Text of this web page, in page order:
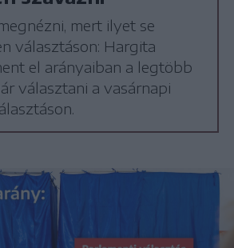
mert ilyet se
választáson: Hargita
el arányaiban a legtöbb
választani a vasárnapi